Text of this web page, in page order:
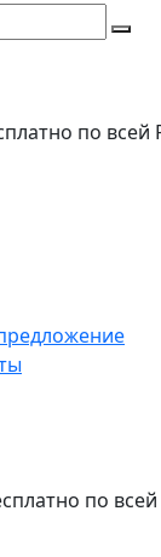
по всей
по